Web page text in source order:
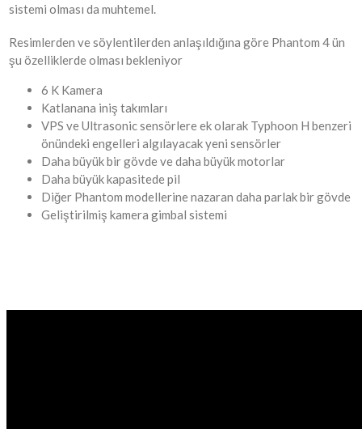
sistemi olması da muhtemel.
Resimlerden ve söylentilerden anlaşıldığına göre Phantom 4 ün
şu özelliklerde olması bekleniyor
6 K Kamera
Katlanana iniş takımları
VPS ve Ultrasonic sensörlere ek olarak Typhoon H benzeri
önündeki engelleri algılayacak yeni sensörler
Daha büyük bir gövde ve daha büyük motorlar
Daha büyük kapasitede pil
Diğer Phantom modellerine nazaran daha parlak bir gövde
Geliştirilmiş kamera gimbal sistemi